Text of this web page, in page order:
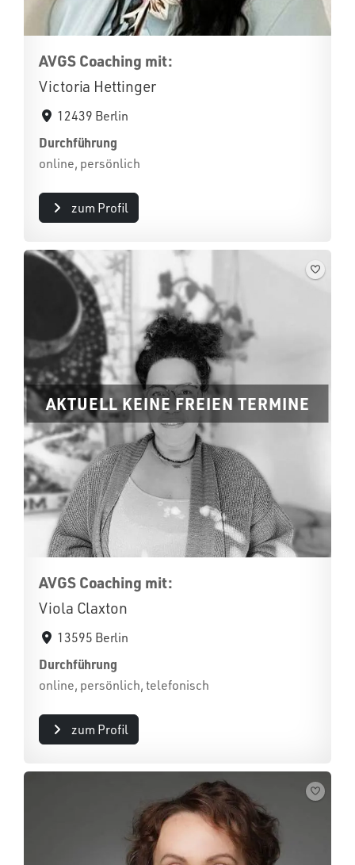
AVGS Coaching mit:
Victoria Hettinger
12439 Berlin
Durchführung
online, persönlich
zum Profil
AKTUELL KEINE FREIEN TERMINE
AVGS Coaching mit:
Viola Claxton
13595 Berlin
Durchführung
online, persönlich, telefonisch
zum Profil